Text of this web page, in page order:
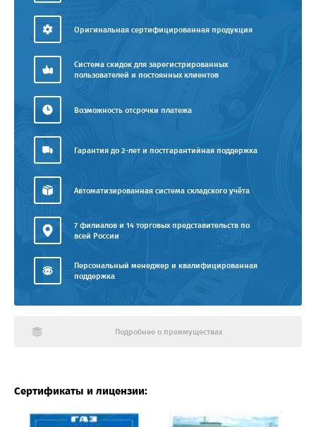
Оригинальная сертифицированная продукция
Система скидок для зарегистрированных
пользователей и постоянных клиентов
Возможность отсрочки платежа
Гарантия до 2-лет и постгарантийная поддержка
Автоматизированная система складского учёта
7 филиалов и 14 торговых представительств по
всей России
Персональный менеджер и квалифицированная
поддержка
Подробнее о преимуществах
Сертификаты и лицензии: